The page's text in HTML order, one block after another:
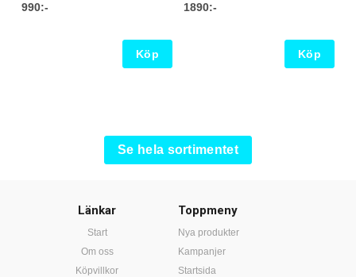
990:-
Köp
1890:-
Köp
Se hela sortimentet
Länkar
Start
Om oss
Köpvillkor
Toppmeny
Nya produkter
Kampanjer
Startsida